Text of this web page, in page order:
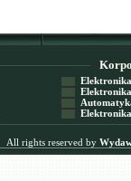
Elektronika
Elektronika
Automatyka
Elektronika
All rights reserved by